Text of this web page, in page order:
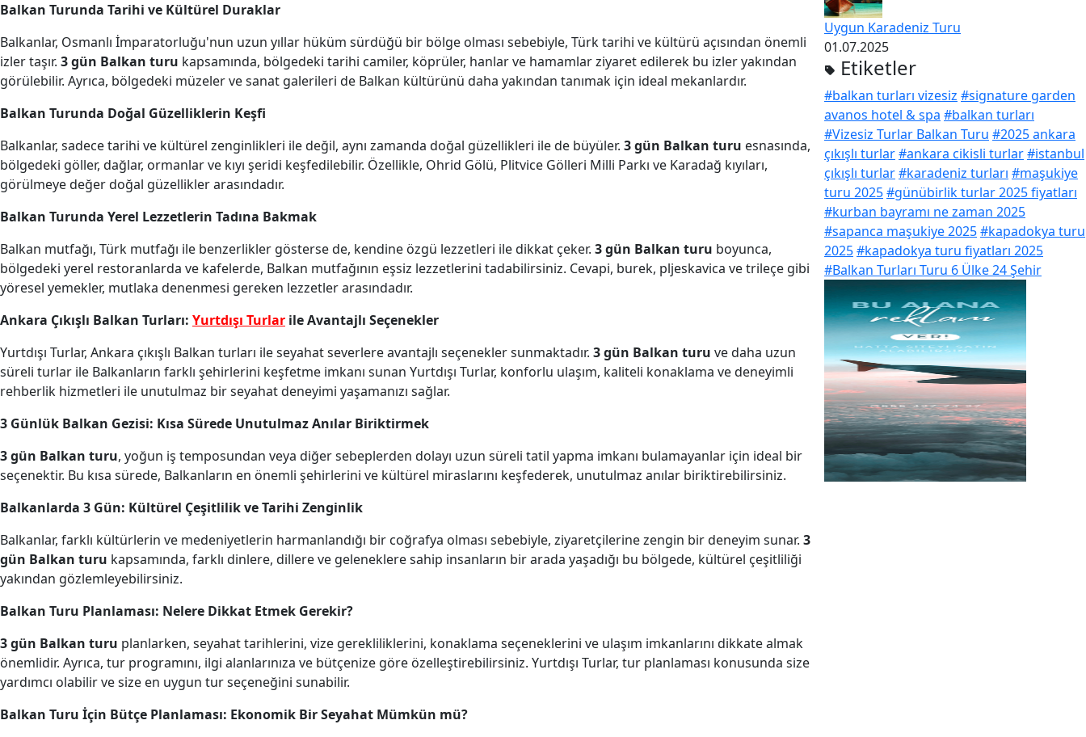
Balkan Turunda Tarihi ve Kültürel Duraklar
Balkanlar, Osmanlı İmparatorluğu'nun uzun yıllar hüküm sürdüğü bir bölge olması sebebiyle, Türk tarihi ve kültürü açısından önemli
izler taşır. 3 gün Balkan turu kapsamında, bölgedeki tarihi camiler, köprüler, hanlar ve hamamlar ziyaret edilerek bu izler yakından
görülebilir. Ayrıca, bölgedeki müzeler ve sanat galerileri de Balkan kültürünü daha yakından tanımak için ideal mekanlardır.
Balkan Turunda Doğal Güzelliklerin Keşfi
Balkanlar, sadece tarihi ve kültürel zenginlikleri ile değil, aynı zamanda doğal güzellikleri ile de büyüler. 3 gün Balkan turu esnasında,
bölgedeki göller, dağlar, ormanlar ve kıyı şeridi keşfedilebilir. Özellikle, Ohrid Gölü, Plitvice Gölleri Milli Parkı ve Karadağ kıyıları,
görülmeye değer doğal güzellikler arasındadır.
Balkan Turunda Yerel Lezzetlerin Tadına Bakmak
Balkan mutfağı, Türk mutfağı ile benzerlikler gösterse de, kendine özgü lezzetleri ile dikkat çeker. 3 gün Balkan turu boyunca,
bölgedeki yerel restoranlarda ve kafelerde, Balkan mutfağının eşsiz lezzetlerini tadabilirsiniz. Cevapi, burek, pljeskavica ve trileçe gibi
yöresel yemekler, mutlaka denenmesi gereken lezzetler arasındadır.
Ankara Çıkışlı Balkan Turları: Yurtdışı Turlar ile Avantajlı Seçenekler
Yurtdışı Turlar, Ankara çıkışlı Balkan turları ile seyahat severlere avantajlı seçenekler sunmaktadır. 3 gün Balkan turu ve daha uzun
süreli turlar ile Balkanların farklı şehirlerini keşfetme imkanı sunan Yurtdışı Turlar, konforlu ulaşım, kaliteli konaklama ve deneyimli
rehberlik hizmetleri ile unutulmaz bir seyahat deneyimi yaşamanızı sağlar.
3 Günlük Balkan Gezisi: Kısa Sürede Unutulmaz Anılar Biriktirmek
3 gün Balkan turu, yoğun iş temposundan veya diğer sebeplerden dolayı uzun süreli tatil yapma imkanı bulamayanlar için ideal bir
seçenektir. Bu kısa sürede, Balkanların en önemli şehirlerini ve kültürel miraslarını keşfederek, unutulmaz anılar biriktirebilirsiniz.
Balkanlarda 3 Gün: Kültürel Çeşitlilik ve Tarihi Zenginlik
Balkanlar, farklı kültürlerin ve medeniyetlerin harmanlandığı bir coğrafya olması sebebiyle, ziyaretçilerine zengin bir deneyim sunar. 3
gün Balkan turu kapsamında, farklı dinlere, dillere ve geleneklere sahip insanların bir arada yaşadığı bu bölgede, kültürel çeşitliliği
yakından gözlemleyebilirsiniz.
Balkan Turu Planlaması: Nelere Dikkat Etmek Gerekir?
3 gün Balkan turu planlarken, seyahat tarihlerini, vize gerekliliklerini, konaklama seçeneklerini ve ulaşım imkanlarını dikkate almak
önemlidir. Ayrıca, tur programını, ilgi alanlarınıza ve bütçenize göre özelleştirebilirsiniz. Yurtdışı Turlar, tur planlaması konusunda size
yardımcı olabilir ve size en uygun tur seçeneğini sunabilir.
Balkan Turu İçin Bütçe Planlaması: Ekonomik Bir Seyahat Mümkün mü?
Uygun Karadeniz Turu
01.07.2025
Etiketler
#balkan turları vizesiz #signature garden
avanos hotel & spa #balkan turları
#Vizesiz Turlar Balkan Turu #2025 ankara
çıkışlı turlar#ankara cikisli turlar#istanbul
çıkışlı turlar#karadeniz turları #maşukiye
turu 2025#günübirlik turlar 2025 fiyatları
#kurban bayramı ne zaman 2025
#sapanca maşukiye 2025#kapadokya turu
2025#kapadokya turu fiyatları 2025
#Balkan Turları Turu 6 Ülke 24 Şehir